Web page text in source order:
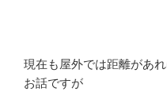
現在も屋外では距離があ
お話ですが